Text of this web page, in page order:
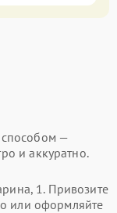
—
и аккуратно.
1. Привозите
или оформляйте